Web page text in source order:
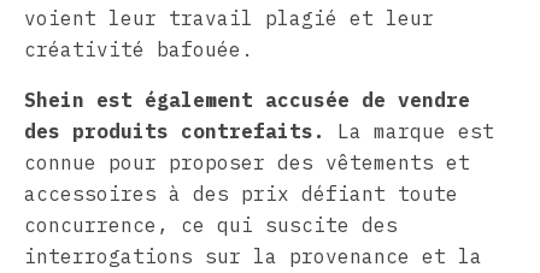
voient leur travail plagié et leur
créativité bafouée.
Shein est également accusée de vendre
des produits contrefaits.
La marque est
connue pour proposer des vêtements et
accessoires à des prix défiant toute
concurrence, ce qui suscite des
interrogations sur la provenance et la